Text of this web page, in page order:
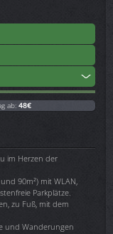
ab: 48€
im Herzen der
90m²) mit WLAN,
Parkplätze.
zu Fuß, mit dem
und Wanderungen